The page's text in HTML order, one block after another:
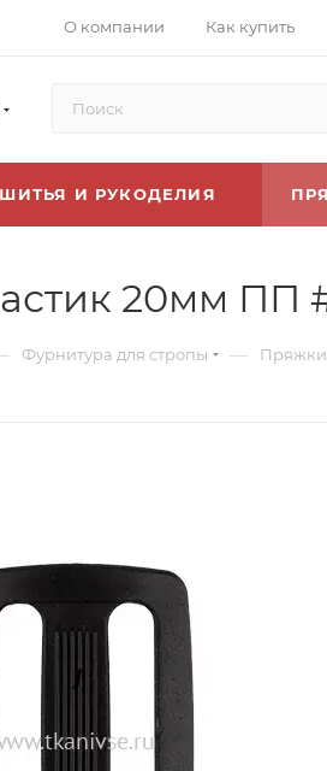
О компании Как купить
И РУКОДЕЛИЯ
20мм ПП
Фурнитура для стропы — Пряжки